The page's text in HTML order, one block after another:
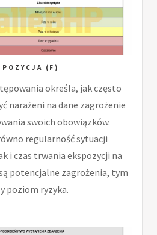
(F)
określa, jak często
narażeni na dane zagrożenie
swoich obowiązków.
regularność sytuacji
i czas trwania ekspozycji na
potencjalne zagrożenia, tym
poziom ryzyka.